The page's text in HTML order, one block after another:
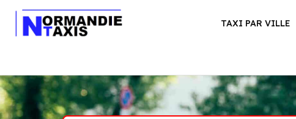
TAXI PAR VILLE